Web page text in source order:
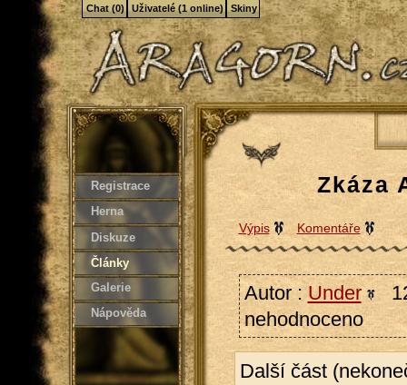
Registrace
Herna
Diskuze
Články
Galerie
Nápověda
Zkáza
Výpis Komentáře
Autor : Under
nehodnoceno
Další část
Chat (0) Uživatelé (1 online) Skiny